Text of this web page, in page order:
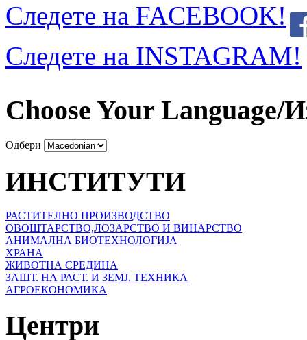
Следете на FACEBOOK!
Следете на INSTAGRAM!
Choose Your Language/
Одбери
ИНСТИТУТИ
РАСТИТЕЛНО ПРОИЗВОДСТВО
ОВОШТАРСТВО,ЛОЗАРСТВО И ВИНАРСТВО
АНИМАЛНА БИОТЕХНОЛОГИЈА
ХРАНА
ЖИВОТНА СРЕДИНА
ЗАШТ. НА РАСТ. И ЗЕМЈ. ТЕХНИКА
АГРОЕКОНОМИКА
Центри